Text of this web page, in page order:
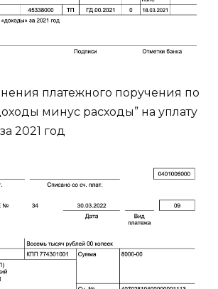
платежного поручения по
минус расходы” на уплату
2021 год